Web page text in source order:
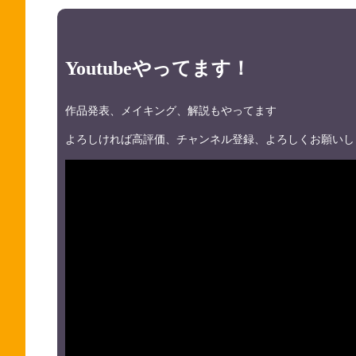
Youtubeやってます！
作品発表、メイキング、解説もやってます
よろしければ高評価、チャンネル登録、よろしくお願い